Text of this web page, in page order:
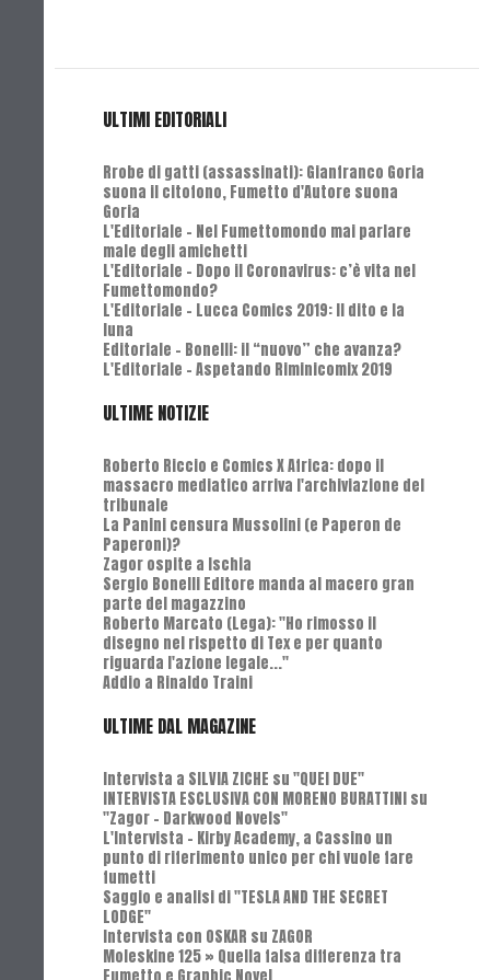
ULTIMI EDITORIALI
Rrobe di gatti (assassinati): Gianfranco Goria
suona il citofono, Fumetto d'Autore suona
Goria
L'Editoriale - Nel Fumettomondo mai parlare
male degli amichetti
L'Editoriale - Dopo il Coronavirus: c’è vita nel
Fumettomondo?
L'Editoriale - Lucca Comics 2019: Il dito e la
luna
Editoriale - Bonelli: il “nuovo” che avanza?
L'Editoriale - Aspetando Riminicomix 2019
ULTIME NOTIZIE
Roberto Riccio e Comics X Africa: dopo il
massacro mediatico arriva l'archiviazione del
tribunale
La Panini censura Mussolini (e Paperon de
Paperoni)?
Zagor ospite a Ischia
Sergio Bonelli Editore manda al macero gran
parte del magazzino
Roberto Marcato (Lega): "Ho rimosso il
disegno nel rispetto di Tex e per quanto
riguarda l'azione legale..."
Addio a Rinaldo Traini
ULTIME DAL MAGAZINE
Intervista a SILVIA ZICHE su "QUEI DUE"
INTERVISTA ESCLUSIVA CON MORENO BURATTINI su
"Zagor - Darkwood Novels"
L'Intervista - Kirby Academy, a Cassino un
punto di riferimento unico per chi vuole fare
fumetti
Saggio e analisi di "TESLA AND THE SECRET
LODGE"
Intervista con OSKAR su ZAGOR
Moleskine 125 » Quella falsa differenza tra